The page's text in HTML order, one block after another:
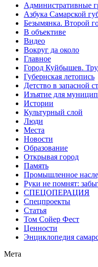
Административные
Азбука Самарской
Безымянка. Второй
В объективе
Видео
Вокруг да около
Главное
Город Куйбышев.
Губернская летопись
Детство в запасной
Изъятие для
Истории
Культурный слой
Люди
Места
Новости
Образование
Открывая город
Память
Промышленное
Руки не помнят:
СПЕЦОПЕРАЦИЯ
Спецпроекты
Статья
Том Сойер Фест
Ценности
Энциклопедия
Мета